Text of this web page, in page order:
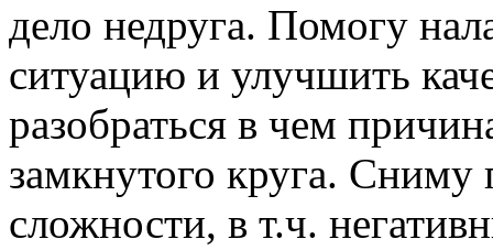
дело недруга. Помогу
ситуацию и улучшить
разобраться в чем
замкнутого круга. Сниму
сложности, в т.ч.